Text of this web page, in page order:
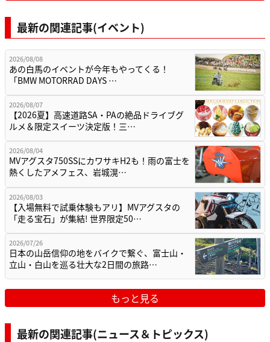
最新の関連記事(イベント)
2026/08/08
あの白馬のイベントが今年もやってくる！
「BMW MOTORRAD DAYS …
2026/08/07
【2026夏】高速道路SA・PAの絶品ドライブグ
ルメ＆限定スイーツ決定版！三…
2026/08/04
MVアグスタ750SSにカワサキH2も！雨の富士を
熱くしたアメフェス、岩城滉…
2026/08/03
【入場無料で試乗体験もアリ】MVアグスタの
「走る宝石」が集結! 世界限定50…
2026/07/26
日本の山岳信仰の地をバイクで繋ぐ、富士山・
立山・白山を巡る壮大な2日間の旅路…
もっと見る
最新の関連記事(ニュース＆トピックス)